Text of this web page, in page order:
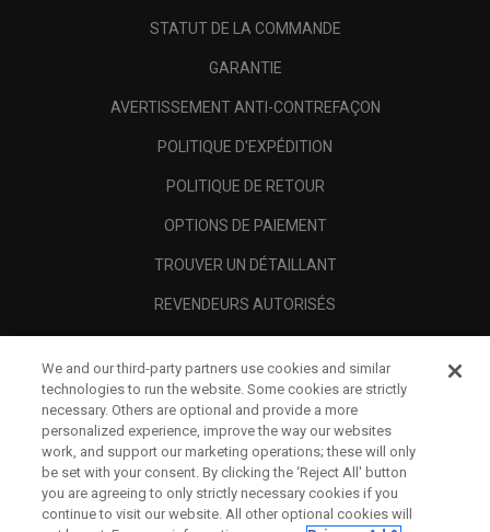
STATUT DE LA COMMANDE
GARANTIE
AVERTISSEMENT ANTI-CONTREFAÇON
POLITIQUE D'EXPÉDITION
POLITIQUE DE RETOUR
OPTIONS DE PAIEMENT
TROUVER UN DÉTAILLANT
REVENDEURS AUTORISÉS
A PROPOS
MENTIONS LÉGALES
We and our third-party partners use cookies and similar
technologies to run the website. Some cookies are strictly
necessary. Others are optional and provide a more
personalized experience, improve the way our websites
work, and support our marketing operations; these will only
be set with your consent. By clicking the ‘Reject All' button
you are agreeing to only strictly necessary cookies if you
continue to visit our website. All other optional cookies will